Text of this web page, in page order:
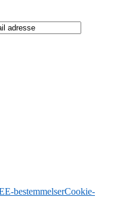
bestemmelserCookie-